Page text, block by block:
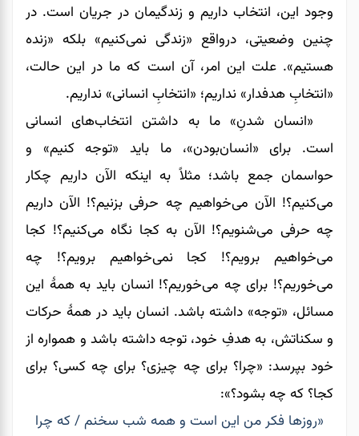
وجود این، انتخاب داریم و زندگیمان در جریان است. در
چنین وضعیتی، درواقع «زندگی نمی‌کنیم» بلکه «زنده‌
هستیم». علت این امر، آن است که ما در این حالت،
«انتخابِ هدفدار» نداریم؛ «انتخابِ انسانی» نداریم.
«انسان شدنِ» ما به داشتن انتخاب‌های انسانی
است. برای «انسان‌بودن»، ما باید «توجه کنیم» و
حواسمان جمع باشد؛ مثلاً به اینکه الآن داریم چکار
می‌کنیم؟! الآن می‌خواهیم چه حرفی بزنیم؟! الآن داریم
چه حرفی می‌شنویم؟! الآن به کجا نگاه می‌کنیم؟! کجا
می‌خواهیم برویم؟! کجا نمی‌خواهیم برویم؟! چه
می‌خوریم؟! برای چه می‌خوریم؟! انسان باید به همۀ این
مسائل، «توجه» داشته باشد‌. انسان باید در همۀ حرکات
و سکناتش، به هدفِ خود، توجه داشته باشد و همواره از
خود بپرسد: «چرا؟ برای چه چیزی؟ برای چه کسی؟ برای
کجا؟ که چه بشود؟»:
«روزها فکر من این است و همه شب سخنم / که چرا